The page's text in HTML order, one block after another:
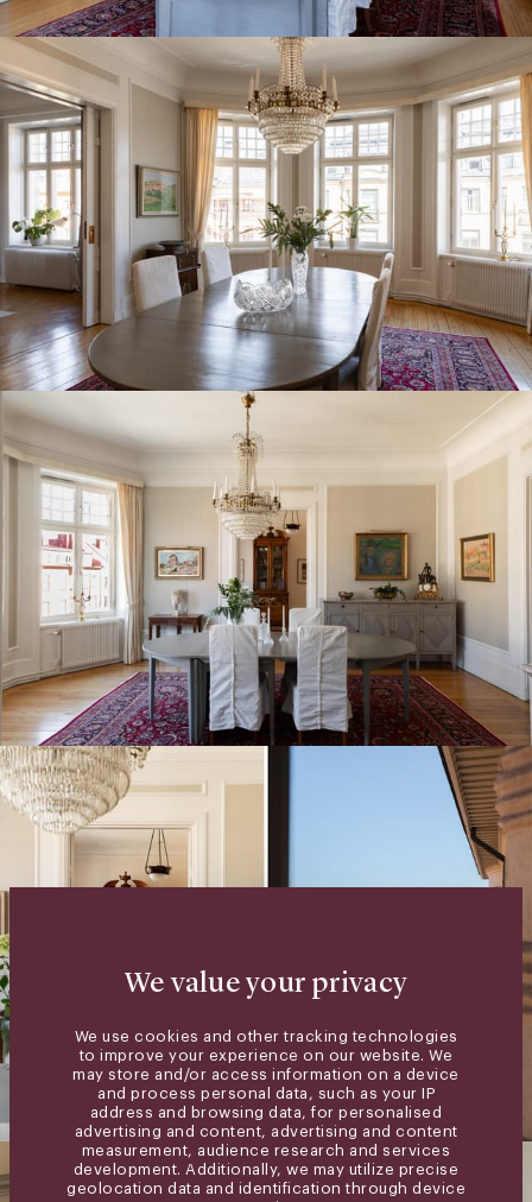
We value your privacy
We use cookies and other tracking technologies
to improve your experience on our website. We
may store and/or access information on a device
and process personal data, such as your IP
address and browsing data, for personalised
advertising and content, advertising and content
measurement, audience research and services
development. Additionally, we may utilize precise
geolocation data and identification through device